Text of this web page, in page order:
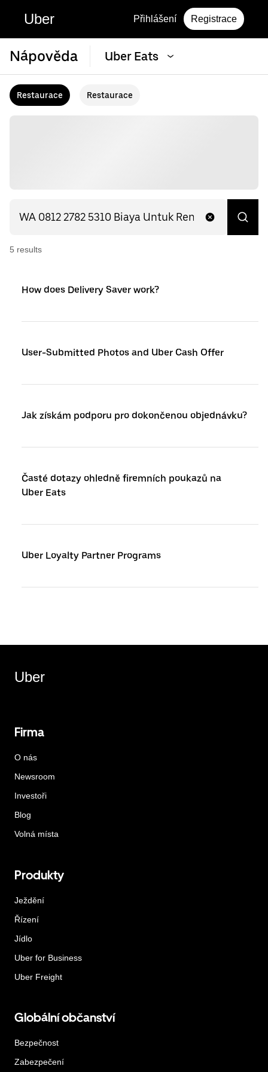
Uber Přihlášení Registrace
Nápověda Uber Eats
Restaurace Restaurace
5 results
How does Delivery Saver work?
User-Submitted Photos and Uber Cash Offer
Jak získám podporu pro dokončenou objednávku?
Časté dotazy ohledně firemních poukazů na
Uber Eats
Uber Loyalty Partner Programs
Uber
Firma
O nás
Newsroom
Investoři
Blog
Volná místa
Produkty
Ježdění
Řízení
Jídlo
Uber for Business
Uber Freight
Globální občanství
Bezpečnost
Zabezpečení